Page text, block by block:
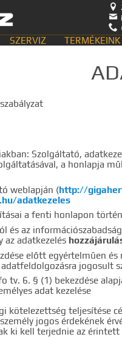



SZERVIZ TERMÉKEINK
Meg kell adnia
Pontos
Szolgáltató,
a honlapja
weblapján (http://
adatkezeles
a fenti honlapon
és az
az adatkezelés
előtt egyértelműen
jogosult
6. § (1) bekezdése
adat kezelése
kötelezettség teljesítése
jogos érdekének
ki kell terjednie az